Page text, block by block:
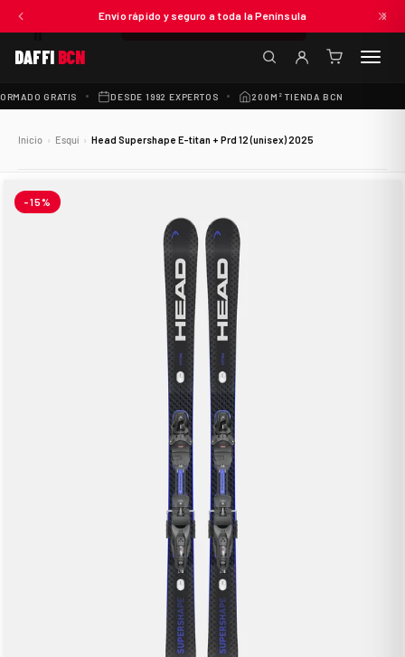
Envío rápido y seguro a toda la Península
DAFFI BCN
(0
GRATIS DESDE 1992 EXPERTOS 200M² TIENDA BCN
€850,00 ANADIR AL CARRITO
Inicio › Esquí › Head Supershape E-titan + Prd 12 (unisex) 2025
-15%